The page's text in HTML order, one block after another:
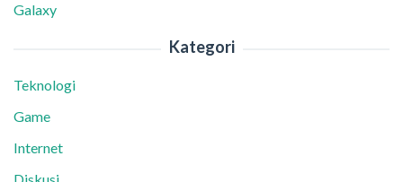
Galaxy
Kategori
Teknologi
Game
Internet